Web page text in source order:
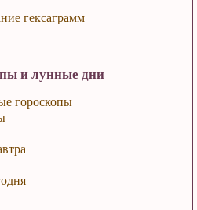
гексаграмм
и лунные дни
гороскопы